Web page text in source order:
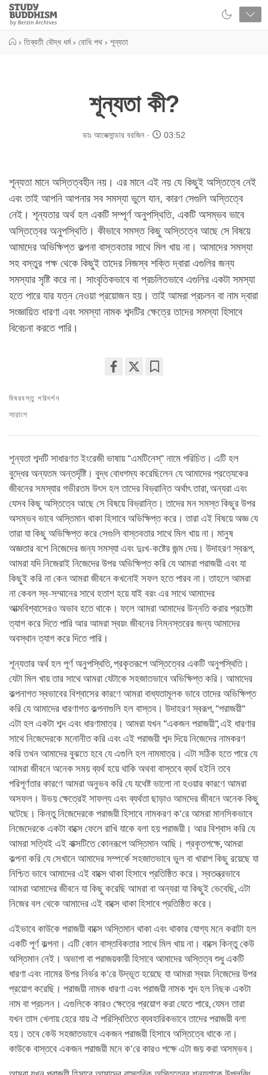
Close
Study
Buddhism
› তিব্বতী বৌদ্ধ ধর্ম › বোধি পথ › শূন্যতা
শূন্যতা কী?
ডাঃ আলেক্সান্ডার বরজিন 03:52
শূন্যতা মানে অস্তিত্বহীন নয়। এর মানে এই নয় যে কিছুই অস্তিত্বে নেই
এবং তাই আপনি আপনার সব সমস্যা ভুলে যান, কারণ সেগুলি অস্তিত্বে
নেই। শূন্যতার অর্থ হল একটি সম্পূর্ণ অনুপস্থিতি, একটি অসম্ভব ভাবে
অস্তিত্বের অনুপস্থিতি। কীভাবে সমস্ত কিছু অস্তিত্বে আছে সে বিষয়ে
আমাদের অভিক্ষিপ্ত কল্পনা বাস্তবতার সাথে মিল খায় না। আমাদের সমস্যা
সহ বস্তুর পক্ষ থেকে কিছুই তাদের নিজস্ব শক্তি দ্বারা এগুলির জন্য
সমস্যার সৃষ্টি করে না। সাংবৃতিকভাবে বা প্রচলিতভাবে এগুলির একটা সমস্যা
হতে পারে যার যত্ন নেওয়া প্রয়োজন হয়। তাই আমরা প্রচলন বা নাম দ্বারা
সংজ্ঞায়িত ধারণা এবং সমস্যা নামক শব্দটির ক্ষেত্রে তাদের সমস্যা হিসাবে
বিবেচনা করতে পারি।
বিষয়বস্তু পরিদর্শন
সারাংশ
শূন্যতা শব্দটি সাধারণত ইংরেজী ভাষায় “এমটিনেস্‌” নামে পরিচিত। এটি হল
বুদ্ধের অন্যতম অন্তর্দৃষ্টি। বুদ্ধ বোধগম্য করেছিলেন যে আমাদের প্রত্যেকের
জীবনের সমস্যার গভীরতম উৎস হল তাদের বিভ্রান্তি অর্থাৎ তারা, অন্যরা এবং
যেসব কিছু অস্তিত্বে আছে সে বিষয়ে বিভ্রান্তি। তাদের মন সমস্ত কিছুর উপর
অসম্ভব ভাবে অস্তিমান থাকা হিসাবে অভিক্ষিপ্ত করে। তারা এই বিষয়ে অজ্ঞ যে
তারা যা কিছু অভিক্ষিপ্ত করে সেগুলি বাস্তবতার সাথে মিল খায় না। মানুষ
অজ্ঞতার বশে নিজেদের জন্য সমস্যা এবং দুঃখ-কষ্টের জন্ম দেয়। উদাহরণ স্বরূপ,
আমরা যদি নিজেরাই নিজেদের উপর অভিক্ষিপ্ত করি যে আমরা পরাজয়ী এবং যা
কিছুই করি না কেন আমরা জীবনে কখনোই সফল হতে পারব না। তাহলে আমরা
না কেবল স্ব-সম্মানের সাথে হতাশ হয়ে যাই বরং এর সাথে আমাদের
আত্মবিশ্বাসেরও অভাব হতে থাকে। ফলে আমরা আমাদের উন্নতি করার প্রচেষ্টা
ত্যাগ করে দিতে পারি আর আমরা স্বয়ং জীবনের নিম্নস্তরের জন্য আমাদের
অবস্থান ত্যাগ করে দিতে পারি।
শূন্যতার অর্থ হল পূর্ণ অনুপস্থিতি, প্রকৃতরূপে অস্তিত্বের একটি অনুপস্থিতি।
যেটা মিল খায় তার সাথে আমরা যেটাকে সহজাতভাবে অভিক্ষিপ্ত করি। আমাদের
কল্পনাগত স্বভাবের বিশ্বাসের কারণে আমরা বাধ্যতামূলক ভাবে তাদের অভিক্ষিপ্ত
করি যে আমাদের ধারণাগত কল্পনাগুলি হল বাস্তব। উদাহরণ স্বরূপ, “পরাজয়ী”
এটা হল একটা শব্দ এবং ধারণামাত্র। আমরা যখন “একজন পরাজয়ী”, এই ধারণার
সাথে নিজেদেরকে মনোনীত করি এবং এই পরাজয়ী শব্দ দিয়ে নিজেদের নামকরণ
করি তখন আমাদের বুঝতে হবে যে এগুলি হল নামমাত্র। এটা সঠিক হতে পারে যে
আমরা জীবনে অনেক সময় ব্যর্থ হয়ে থাকি অথবা বাস্তবে ব্যর্থ হইনি তবে
পরিপূর্ণতার কারণে আমরা অনুভব করি যে যথেষ্ট ভালো না হওয়ার কারণে আমরা
অসফল। উভয় ক্ষেত্রেই সাফল্য এবং ব্যর্থতা ছাড়াও আমদের জীবনে অনেক কিছু
ঘটেছে। কিন্তু নিজেদেরকে পরাজয়ী হিসাবে নামকরণ ক’রে আমরা মানসিকভাবে
নিজেদেরকে একটা বাক্সে ফেলে রাখি যাকে বলা হয় পরাজয়ী। আর বিশ্বাস করি যে
আমরা সত্যিই এই বাক্সটিতে কোনরূপে অস্তিমান আছি। প্রকৃতপক্ষে, আমরা
কল্পনা করি যে সেখানে আমাদের সম্পর্কে সহজাতভাবে ভুল বা খারাপ কিছু রয়েছে যা
নিশ্চিত ভাবে আমাদের এই বাক্সে থাকা হিসাবে প্রতিষ্ঠিত করে। স্বতন্ত্রভাবে
আমরা আমাদের জীবনে যা কিছু করেছি আমরা বা অন্যরা যা কিছুই ভেবেছি, এটা
নিজের বল থেকে আমাদের এই বাক্সে থাকা হিসাবে প্রতিষ্ঠিত করে।
এইভাবে কাউকে পরাজয়ী বাক্সে অস্তিমান থাকা এবং থাকার যোগ্য মনে করাটা হল
একটি পূর্ণ কল্পনা। এটি কোন বাস্তবিকতার সাথে মিল খায় না। বাক্সে কিন্তু কেউ
অস্তিমান নেই। অভাগা বা পরাজয়কারী হিসাবে আমাদের অস্তিত্ব শুধু একটি
ধারণা এবং নামের উপর নির্ভর ক’রে উদ্ভূত হয়েছে যা আমরা স্বয়ং নিজেদের উপর
প্রয়োগ করেছি। পরাজয়ী নামক ধারণা এবং পরাজয়ী নামক শব্দ হল নিছক একটা
নাম বা প্রচলন। এগুলিকে কারও ক্ষেত্রে প্রয়োগ করা যেতে পারে, যেমন তারা
যখন তাস খেলায় হেরে যায় ঐ পরিস্থিতিতে ব্যবহারিকভাবে তাদের পরাজয়ী বলা
হয়। তবে কেউ সহজাতভাবে একজন পরাজয়ী হিসাবে অস্তিত্বে থাকে না।
কাউকে বাস্তবে একজন পরাজয়ী মনে ক’রে কারও পক্ষে এটা জয় করা অসম্ভব।